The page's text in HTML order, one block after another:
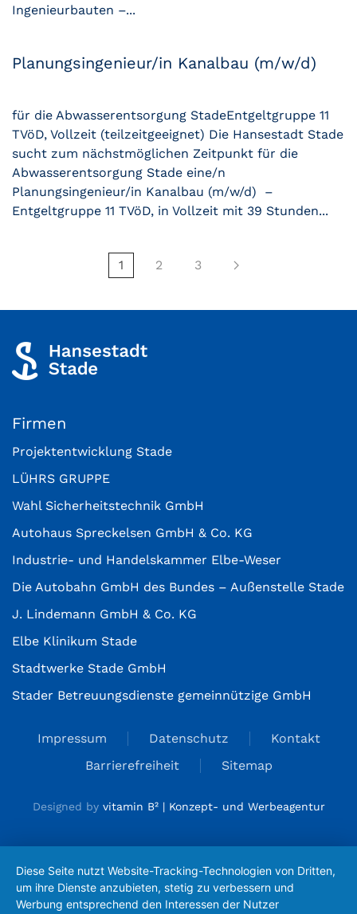
Ingenieurbauten –...
Planungsingenieur/in Kanalbau (m/w/d)
für die Abwasserentsorgung StadeEntgeltgruppe 11
TVöD, Vollzeit (teilzeitgeeignet) Die Hansestadt Stade
sucht zum nächstmöglichen Zeitpunkt für die
Abwasserentsorgung Stade eine/n
Planungsingenieur/in Kanalbau (m/w/d) –
Entgeltgruppe 11 TVöD, in Vollzeit mit 39 Stunden...
1 2 3
Firmen
Projektentwicklung Stade
LÜHRS GRUPPE
Wahl Sicherheitstechnik GmbH
Autohaus Spreckelsen GmbH & Co. KG
Industrie- und Handelskammer Elbe-Weser
Die Autobahn GmbH des Bundes – Außenstelle Stade
J. Lindemann GmbH & Co. KG
Elbe Klinikum Stade
Stadtwerke Stade GmbH
Stader Betreuungsdienste gemeinnützige GmbH
Impressum Datenschutz
Kontakt
Barrierefreiheit
Sitemap
Designed by vitamin B² | Konzept- und Werbeagentur
Diese Seite nutzt Website-Tracking-Technologien von Dritten,
um ihre Dienste anzubieten, stetig zu verbessern und
Werbung entsprechend den Interessen der Nutzer